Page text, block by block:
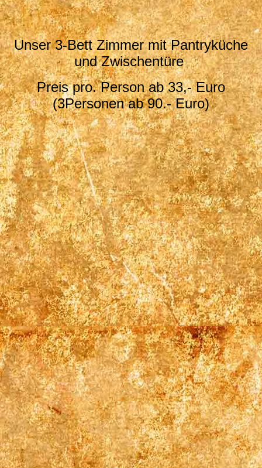
Unser 3-Bett Zimmer mit Pantryküche
und Zwischentüre
Preis pro. Person ab 33,- Euro
(3Personen ab 90.- Euro)